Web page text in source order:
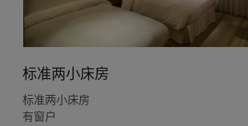
标准两小床房
标准两小床房
有窗户